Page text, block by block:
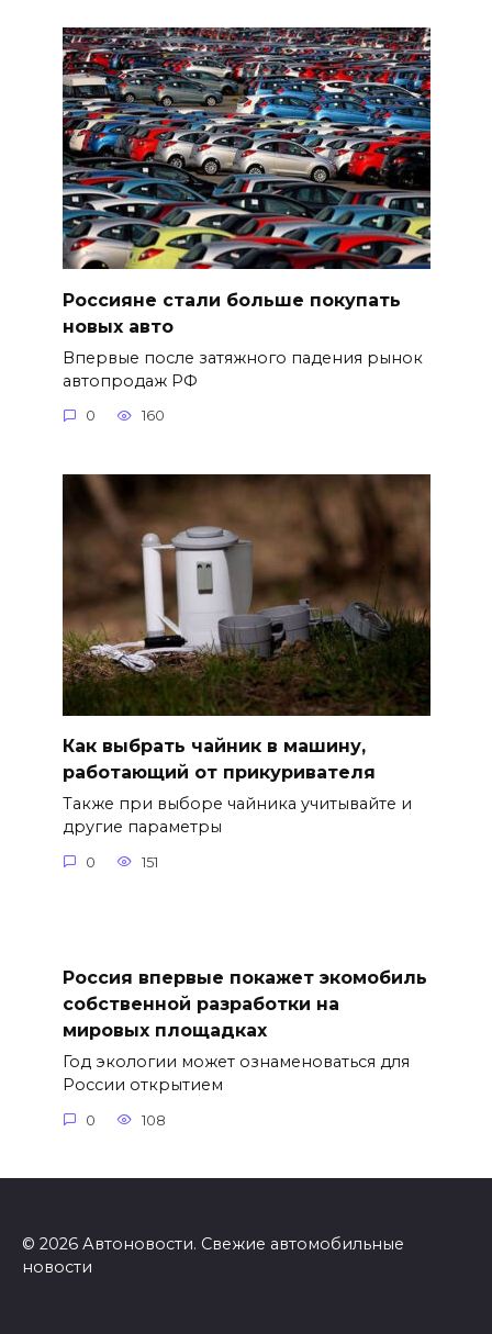
Россияне стали больше покупать
новых авто
Впервые после затяжного падения рынок
автопродаж РФ
0 160
Как выбрать чайник в машину,
работающий от прикуривателя
Также при выборе чайника учитывайте и
другие параметры
0 151
Россия впервые покажет экомобиль
собственной разработки на
мировых площадках
Год экологии может ознаменоваться для
России открытием
0 108
© 2026 Автоновости. Свежие автомобильные
новости